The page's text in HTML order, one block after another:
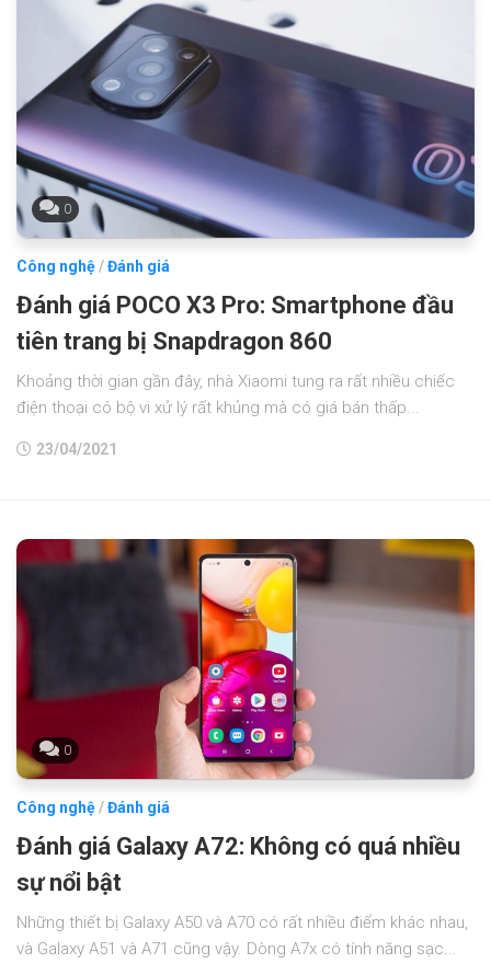
0
Công nghệ/Đánh giá
Đánh giá POCO X3 Pro: Smartphone đầu
tiên trang bị Snapdragon 860
Khoảng thời gian gần đây, nhà Xiaomi tung ra rất nhiều chiếc
điện thoại có bộ vi xử lý rất khủng mà có giá bán thấp...
23/04/2021
0
Công nghệ/Đánh giá
Đánh giá Galaxy A72: Không có quá nhiều
sự nổi bật
Những thiết bị Galaxy A50 và A70 có rất nhiều điểm khác nhau,
và Galaxy A51 và A71 cũng vậy. Dòng A7x có tính năng sạc...